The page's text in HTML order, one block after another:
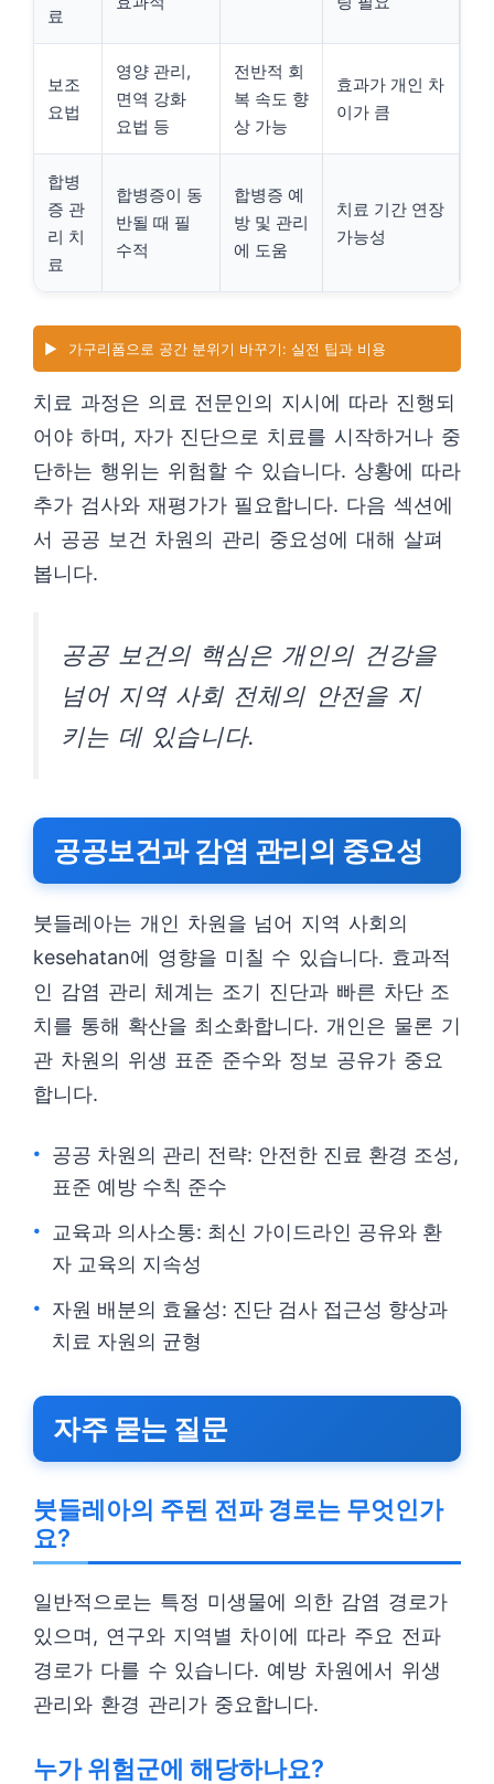
료
보조
요법
영양 관리,
면역 강화
요법 등
전반적 회
복 속도 향
상 가능
효과가 개인 차
이가 큼
합병
증 관
리 치
료
합병증이 동
반될 때 필
수적
합병증 예
방 및 관리
에 도움
치료 기간 연장
가능성
▶️ 가구리폼으로 공간 분위기 바꾸기: 실전 팁과 비용
치료 과정은 의료 전문인의 지시에 따라 진행되
어야 하며, 자가 진단으로 치료를 시작하거나 중
단하는 행위는 위험할 수 있습니다. 상황에 따라
추가 검사와 재평가가 필요합니다. 다음 섹션에
서 공공 보건 차원의 관리 중요성에 대해 살펴
봅니다.
공공 보건의 핵심은 개인의 건강을
넘어 지역 사회 전체의 안전을 지
키는 데 있습니다.
공공보건과 감염 관리의 중요성
붓들레아는 개인 차원을 넘어 지역 사회의
kesehatan에 영향을 미칠 수 있습니다. 효과적
인 감염 관리 체계는 조기 진단과 빠른 차단 조
치를 통해 확산을 최소화합니다. 개인은 물론 기
관 차원의 위생 표준 준수와 정보 공유가 중요
합니다.
공공 차원의 관리 전략: 안전한 진료 환경 조성,
표준 예방 수칙 준수
교육과 의사소통: 최신 가이드라인 공유와 환
자 교육의 지속성
자원 배분의 효율성: 진단 검사 접근성 향상과
치료 자원의 균형
자주 묻는 질문
붓들레아의 주된 전파 경로는 무엇인가
요?
일반적으로는 특정 미생물에 의한 감염 경로가
있으며, 연구와 지역별 차이에 따라 주요 전파
경로가 다를 수 있습니다. 예방 차원에서 위생
관리와 환경 관리가 중요합니다.
누가 위험군에 해당하나요?